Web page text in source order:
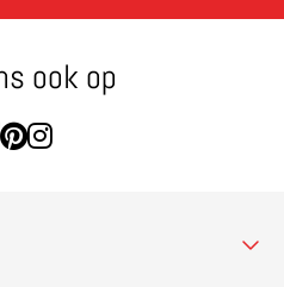
ook op
naar Facebook
Ga naar Pinterest
Ga naar Instagram